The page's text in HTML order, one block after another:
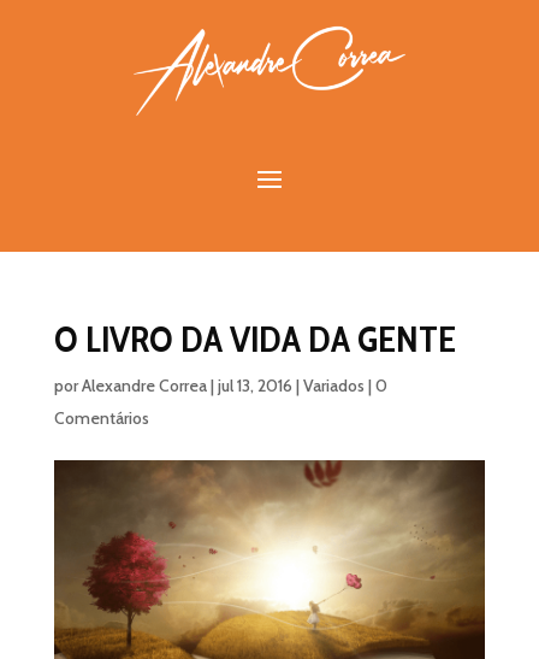
O LIVRO DA VIDA DA GENTE
porAlexandre Correa|jul 13, 2016 |Variados |0
Comentários